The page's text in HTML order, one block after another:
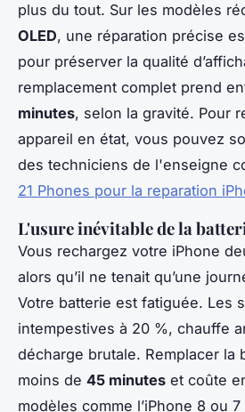
plus du tout. Sur les modèles
OLED, une réparation précise
pour préserver la qualité
remplacement complet prend
minutes, selon la gravité. Pour
appareil en état, vous pouvez
des techniciens de l'enseigne
21 Phones pour la reparation
L'usure inévitable de la
Vous rechargez votre iPhone
alors qu’il ne tenait qu’une
Votre batterie est fatiguée. Les
intempestives à 20 %, chauffe
décharge brutale. Remplacer la
moins de 45 minutes et coûte
modèles comme l’iPhone 8 ou 7